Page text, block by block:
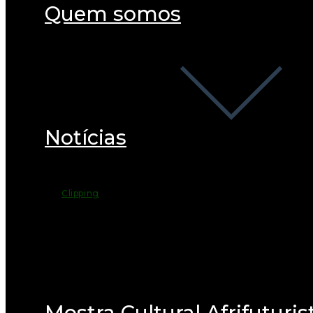
Quem somos
Notícias
Clipping